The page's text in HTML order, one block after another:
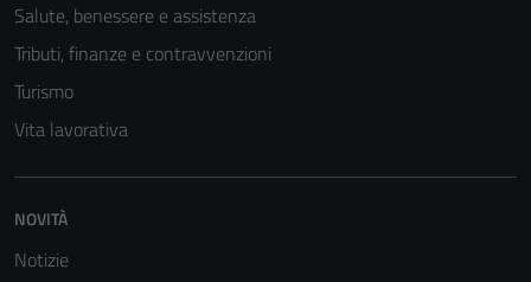
Salute, benessere e assistenza
Tributi, finanze e contravvenzioni
Turismo
Vita lavorativa
NOVITÀ
Notizie